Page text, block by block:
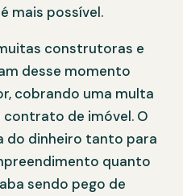
mais possível.
construtoras e
desse momento
cobrando uma multa
contrato de imóvel. O
do dinheiro tanto para
quanto
sendo pego de